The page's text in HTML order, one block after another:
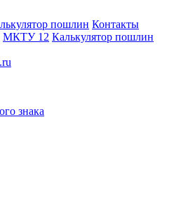
пошлин Контакты
МКТУ 12 Калькулятор пошлин
знака